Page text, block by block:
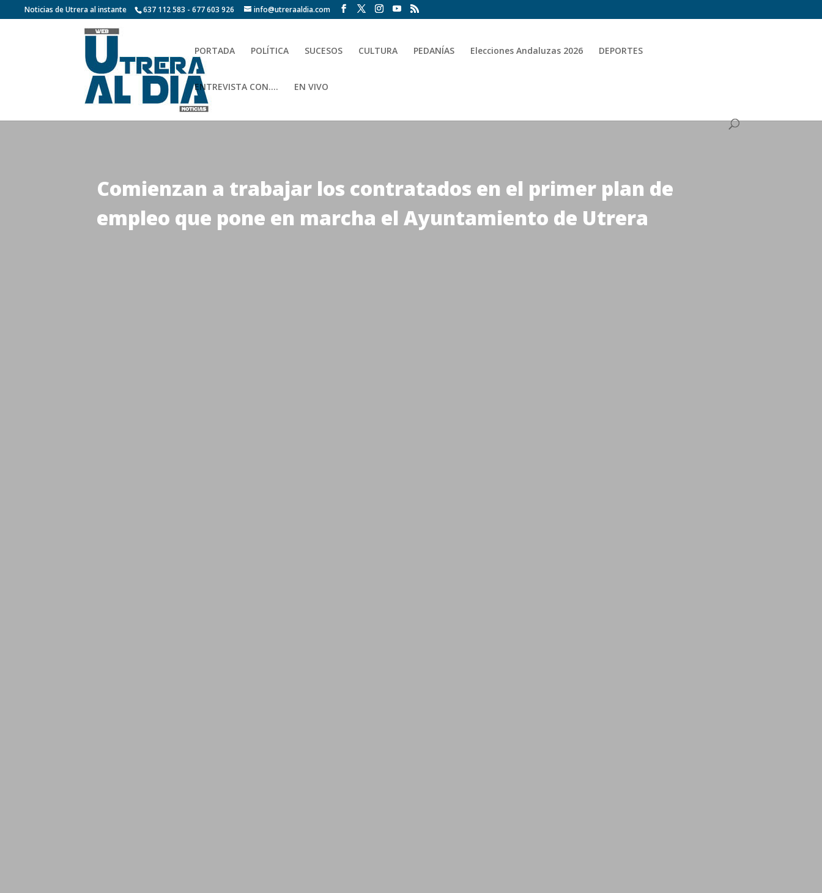
Noticias de Utrera al instante 637 112 583 - 677 603 926 info@utreraaldia.com
PORTADA POLÍTICA SUCESOS CULTURA PEDANÍAS Elecciones Andaluzas 2026 DEPORTES
ENTREVISTA CON…. EN VIVO
Comienzan a trabajar los contratados en el primer plan de
empleo que pone en marcha el Ayuntamiento de Utrera